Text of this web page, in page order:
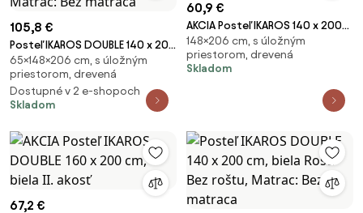
105,8 €
Posteľ IKAROS DOUBLE 140 x 200
cm, biela/dub sonoma Rošt: Bez
roštu, Matrac: Bez matraca
65×148×206 cm, s úložným
priestorom, drevená
Dostupné v 2 e-shopoch
Skladom
60,9 €
AKCIA Posteľ IKAROS 140 x 200
cm, biela/dub sonoma II. akosť
148×206 cm, s úložným
priestorom, drevená
Skladom
67,2 €